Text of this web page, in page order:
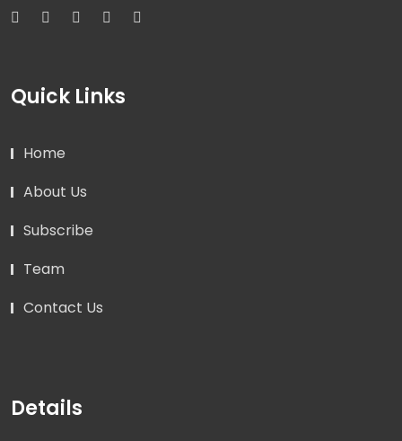
Quick Links
Home
About Us
Subscribe
Team
Contact Us
Details